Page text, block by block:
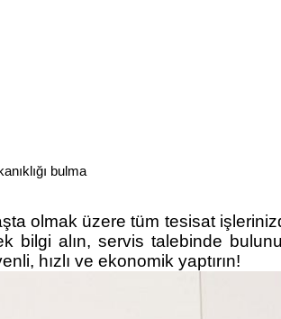
bulma
olmak üzere tüm tesisat
bilgi alın, servis talebinde
hızlı ve ekonomik yaptırın!